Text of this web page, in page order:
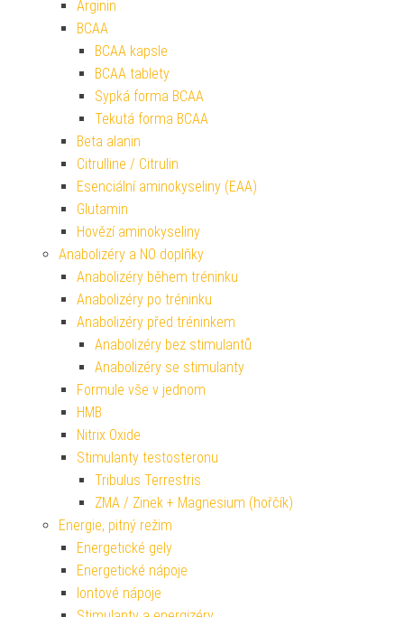
Arginin
BCAA
BCAA kapsle
BCAA tablety
Sypká forma BCAA
Tekutá forma BCAA
Beta alanin
Citrulline / Citrulin
Esenciální aminokyseliny (EAA)
Glutamin
Hovězí aminokyseliny
Anabolizéry a NO doplňky
Anabolizéry během tréninku
Anabolizéry po tréninku
Anabolizéry před tréninkem
Anabolizéry bez stimulantů
Anabolizéry se stimulanty
Formule vše v jednom
HMB
Nitrix Oxide
Stimulanty testosteronu
Tribulus Terrestris
ZMA / Zinek + Magnesium (hořčík)
Energie, pitný režim
Energetické gely
Energetické nápoje
Iontové nápoje